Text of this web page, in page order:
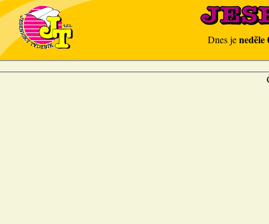
Dnes jeneděle